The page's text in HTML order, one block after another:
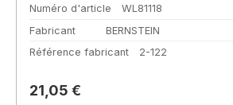
Numéro d'article
WL81118
Fabricant
BERNSTEIN
Référence fabricant
2-122
Prix régulier :
21,05 €